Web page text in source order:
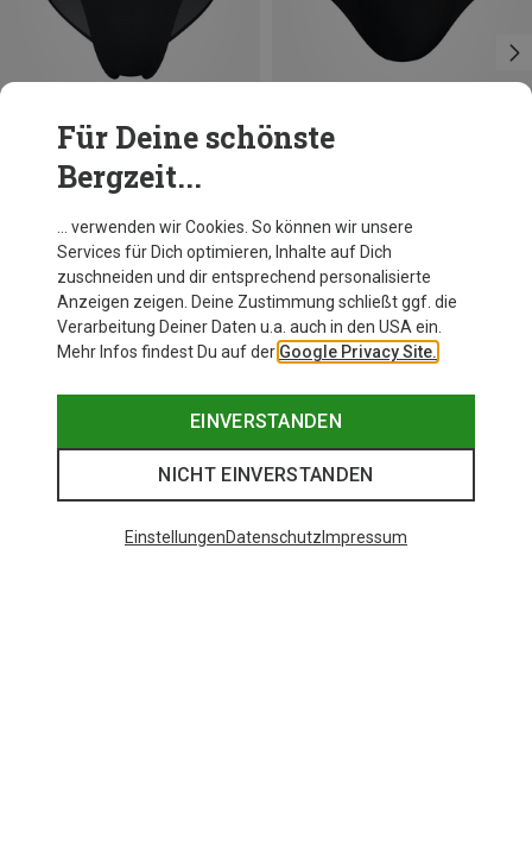
Herren Active F-Dry Light Eco Unterhose
CHF 24.95
M L XL XXL
Für Deine schönste
Bergzeit...
… verwenden wir Cookies. So können wir unsere
Services für Dich optimieren, Inhalte auf Dich
zuschneiden und dir entsprechend personalisierte
Anzeigen zeigen. Deine Zustimmung schließt ggf. die
Verarbeitung Deiner Daten u.a. auch in den USA ein.
Mehr Infos findest Du auf der Google Privacy Site.
EINVERSTANDEN
NICHT EINVERSTANDEN
EinstellungenDatenschutz Impressum